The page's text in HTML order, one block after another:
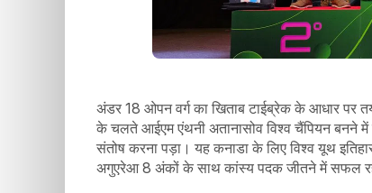
अंडर 18 ओपन वर्ग का खिताब टाईब्रेक के आधार पर
के चलते आईएम एंथनी अतानासोव विश्व चैंपियन
संतोष करना पड़ा। यह कनाडा के लिए विश्व यूथ
अगुएरेआ 8 अंकों के साथ कांस्य पदक जीतने में सफल